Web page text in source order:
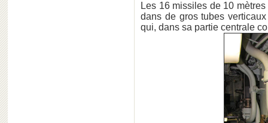
Les 16 missiles de 10
dans de gros tubes
qui, dans sa partie centrale